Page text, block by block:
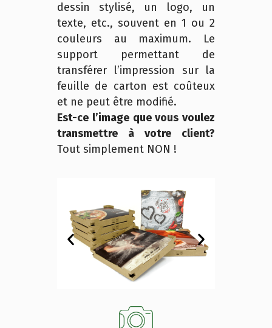
dessin stylisé, un logo, un
texte, etc., souvent en 1 ou 2
couleurs au maximum. Le
support permettant de
transférer l’impression sur la
feuille de carton est coûteux
et ne peut être modifié.
Est-ce l’image que vous voulez
transmettre à votre client?
Tout simplement NON !